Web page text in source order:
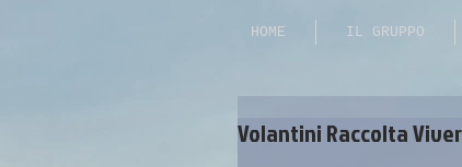
HOME IL GRUPPO
Volantini Raccolta